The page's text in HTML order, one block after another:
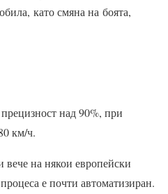
като смяна на боята,
над 90%, при
км/ч.
вече на някои европейски
е почти автоматизиран.